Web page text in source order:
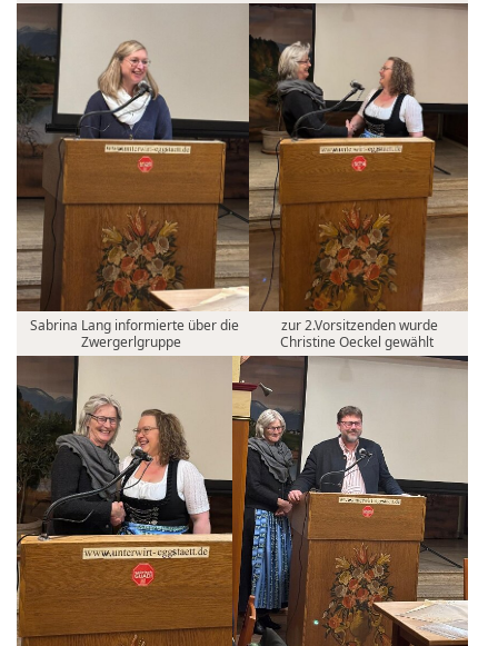
Sabrina Lang informierte über die
Zwergerlgruppe
zur 2.Vorsitzenden wurde
Christine Oeckel gewählt